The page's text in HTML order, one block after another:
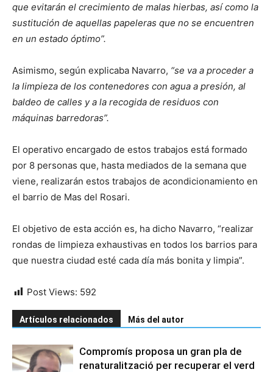
que evitarán el crecimiento de malas hierbas, así como la
sustitución de aquellas papeleras que no se encuentren
en un estado óptimo”.
Asimismo, según explicaba Navarro, “se va a proceder a
la limpieza de los contenedores con agua a presión, al
baldeo de calles y a la recogida de residuos con
máquinas barredoras”.
El operativo encargado de estos trabajos está formado
por 8 personas que, hasta mediados de la semana que
viene, realizarán estos trabajos de acondicionamiento en
el barrio de Mas del Rosari.
El objetivo de esta acción es, ha dicho Navarro, “realizar
rondas de limpieza exhaustivas en todos los barrios para
que nuestra ciudad esté cada día más bonita y limpia”.
Post Views: 592
Artículos relacionados Más del autor
Compromís proposa un gran pla de
renaturalització per recuperar el verd